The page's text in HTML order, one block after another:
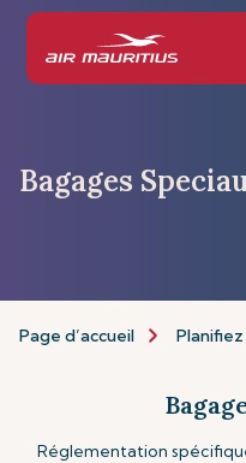
Bagages
Page d’accueil
Réglementation